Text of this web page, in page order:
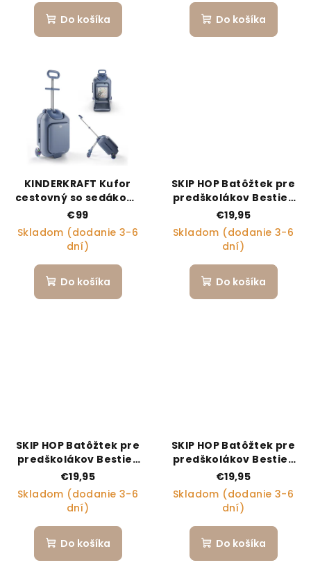
Do košíka Do košíka
KINDERKRAFT Kufor
cestovný so sedákom,
nálepkami a držiakom
na mobil 2v1 Cabby Blue
€99
Skladom (dodanie 3-6
dní)
Do košíka
SKIP HOP Batôžtek pre
predškolákov Besties
Squad Jednorožec, 3r+
€19,95
Skladom (dodanie 3-6
dní)
Do košíka
SKIP HOP Batôžtek pre
predškolákov Besties
Squad Slon, 3r+
€19,95
Skladom (dodanie 3-6
dní)
Do košíka
SKIP HOP Batôžtek pre
predškolákov Besties
Squad Mačička, 3r+
€19,95
Skladom (dodanie 3-6
dní)
Do košíka